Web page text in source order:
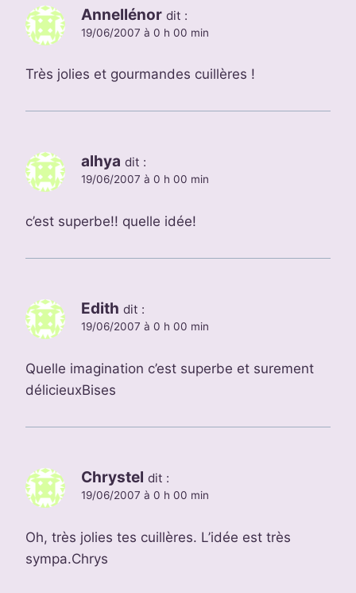
Annellénor dit :
19/06/2007 à 0 h 00 min
Très jolies et gourmandes cuillères !
alhya dit :
19/06/2007 à 0 h 00 min
c’est superbe!! quelle idée!
Edith dit :
19/06/2007 à 0 h 00 min
Quelle imagination c’est superbe et surement
délicieuxBises
Chrystel dit :
19/06/2007 à 0 h 00 min
Oh, très jolies tes cuillères. L’idée est très
sympa.Chrys